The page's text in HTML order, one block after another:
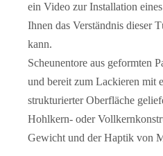
ein Video zur Installation
Ihnen das Verständnis dieser
kann.
Scheunentore aus geformten
und bereit zum Lackieren mit
strukturierter Oberfläche
Hohlkern- oder
Gewicht und der Haptik von